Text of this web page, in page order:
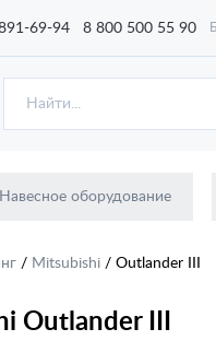
69-94 8 800 500 55 90
Навесное оборудование
/ Mitsubishi / Outlander III
Outlander III